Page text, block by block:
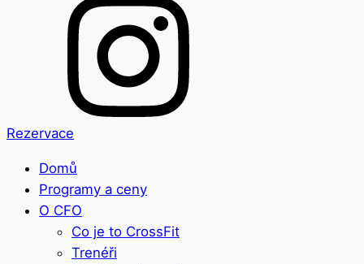
Rezervace
Domů
Programy a ceny
O CFO
Co je to CrossFit
Trenéři